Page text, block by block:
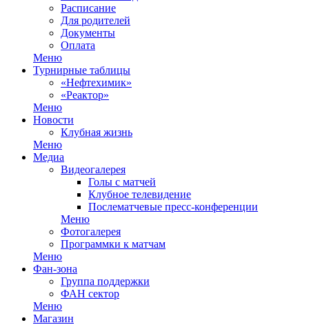
Расписание
Для родителей
Документы
Оплата
Меню
Турнирные таблицы
«Нефтехимик»
«Реактор»
Меню
Новости
Клубная жизнь
Меню
Медиа
Видеогалерея
Голы с матчей
Клубное телевидение
Послематчевые пресс-конференции
Меню
Фотогалерея
Программки к матчам
Меню
Фан-зона
Группа поддержки
ФАН сектор
Меню
Магазин